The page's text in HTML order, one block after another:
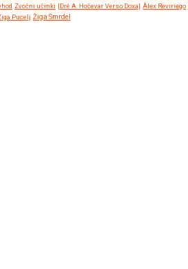
Zvočni učinki [Dré A. Hočevar Verso Doxa] Àlex Reviriego
Pucelj Žiga Smrdel